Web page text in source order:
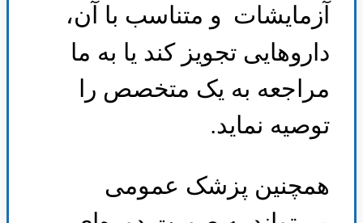
آزمایشات و متناسب با آن،
داروهایی تجویز کند یا به ما
مراجعه به یک متخصص را
توصیه نماید.
همچنین پزشک عمومی